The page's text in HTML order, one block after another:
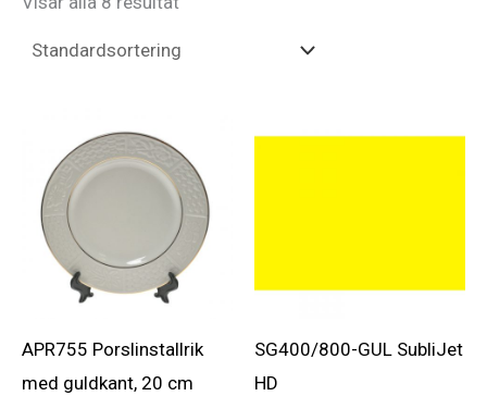
APR755 Porslinstallrik
med guldkant, 20 cm
SG400/800-GUL SubliJet
HD